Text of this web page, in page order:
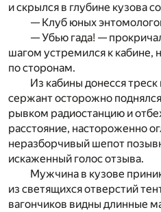
и скрылся в глубине кузова
— Клуб юных
— Убью гада! —
шагом устремился к кабине,
по сторонам.
Из кабины донесся
сержант осторожно
рывком радиостанцию и
расстояние, настороженно
неразборчивый шепот
искаженный голос отзыва.
Мужчина в кузове
из светящихся отверстий
вагончиков видны длинные